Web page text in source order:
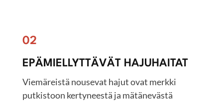
02
EPÄMIELLYTTÄVÄT HAJUHAITAT
Viemäreistä nousevat hajut ovat merkki
putkistoon kertyneestä ja mätänevästä